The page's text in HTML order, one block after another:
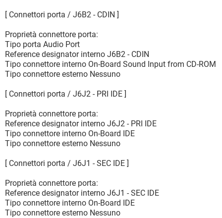
[ Connettori porta / J6B2 - CDIN ]
Proprietà connettore porta:
Tipo porta Audio Port
Reference designator interno J6B2 - CDIN
Tipo connettore interno On-Board Sound Input from CD-ROM
Tipo connettore esterno Nessuno
[ Connettori porta / J6J2 - PRI IDE ]
Proprietà connettore porta:
Reference designator interno J6J2 - PRI IDE
Tipo connettore interno On-Board IDE
Tipo connettore esterno Nessuno
[ Connettori porta / J6J1 - SEC IDE ]
Proprietà connettore porta:
Reference designator interno J6J1 - SEC IDE
Tipo connettore interno On-Board IDE
Tipo connettore esterno Nessuno